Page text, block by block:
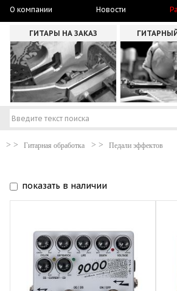
О компании Новости
ГИТАРЫ НА ЗАКАЗ
Гитарная обработка Педали эффектов
показать в наличии